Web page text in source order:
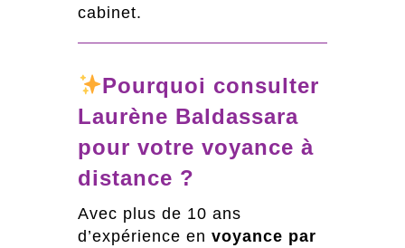
cabinet.
Pourquoi consulter
Laurène Baldassara
pour votre voyance à
distance ?
Avec plus de 10 ans
d’expérience en voyance par